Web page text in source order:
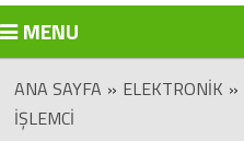
MENU
ANA SAYFA » ELEKTRONIK »
İŞLEMCI